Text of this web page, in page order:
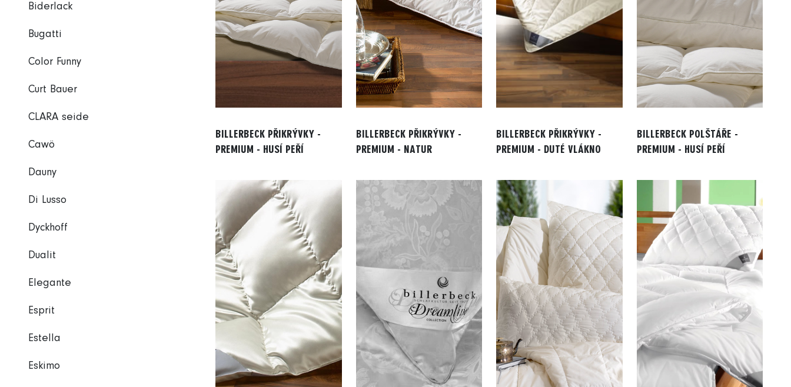
BILLERBECK PŘIKRÝVKY -
PREMIUM - HUSÍ PEŘÍ
BILLERBECK PŘIKRÝVKY -
PREMIUM - NATUR
BILLERBECK PŘIKRÝVKY -
PREMIUM - DUTÉ VLÁKNO
BILLERBECK POLŠTÁŘE -
PREMIUM - HUSÍ PEŘÍ
Biderlack
Bugatti
Color Funny
Curt Bauer
CLARA seide
Cawö
Dauny
Di Lusso
Dyckhoff
Dualit
Elegante
Esprit
Estella
Eskimo